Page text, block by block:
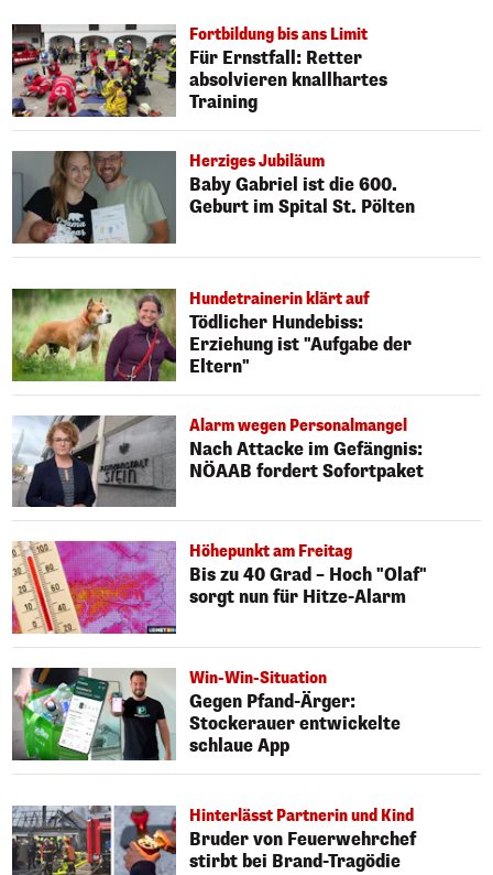
Fortbildung bis ans Limit
Für Ernstfall: Retter
absolvieren knallhartes
Training
Herziges Jubiläum
Baby Gabriel ist die 600.
Geburt im Spital St. Pölten
Hundetrainerin klärt auf
Tödlicher Hundebiss:
Erziehung ist "Aufgabe der
Eltern"
Alarm wegen Personalmangel
Nach Attacke im Gefängnis:
NÖAAB fordert Sofortpaket
Höhepunkt am Freitag
Bis zu 40 Grad – Hoch "Olaf"
sorgt nun für Hitze-Alarm
Win-Win-Situation
Gegen Pfand-Ärger:
Stockerauer entwickelte
schlaue App
Hinterlässt Partnerin und Kind
Bruder von Feuerwehrchef
stirbt bei Brand-Tragödie